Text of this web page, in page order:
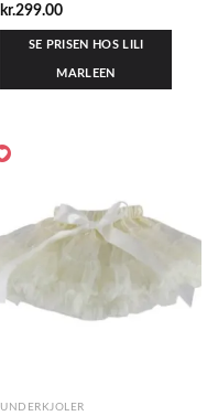
kr.299.00
SE PRISEN HOS LILI
MARLEEN
UNDERKJOLER